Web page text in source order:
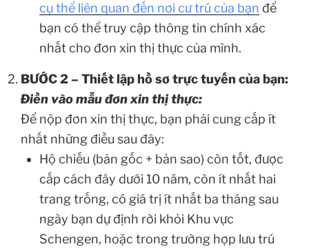
cụ thể liên quan đến nơi cư trú của bạn để
bạn có thể truy cập thông tin chính xác
nhất cho đơn xin thị thực của mình.
BƯỚC 2 – Thiết lập hồ sơ trực tuyến của bạn:
Điền vào mẫu đơn xin thị thực:
Để nộp đơn xin thị thực, bạn phải cung cấp ít
nhất những điều sau đây:
Hộ chiếu (bản gốc + bản sao) còn tốt, được
cấp cách đây dưới 10 năm, còn ít nhất hai
trang trống, có giá trị ít nhất ba tháng sau
ngày bạn dự định rời khỏi Khu vực
Schengen, hoặc trong trường hợp lưu trú